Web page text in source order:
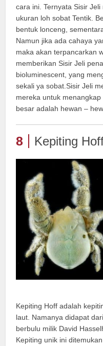
cara ini. Ternyata Sisir
ukuran loh sobat Tentik.
bentuk lonceng,
Namun jika ada cahaya
maka akan terpancarkan
memberikan Sisir Jeli
bioluminescent, yang
sekali ya sobat.Sisir Jeli
mereka untuk
besar adalah hewan –
8 Kepiting
Kepiting Hoff adalah
laut. Namanya didapat
berbulu milik David
Kepiting unik ini